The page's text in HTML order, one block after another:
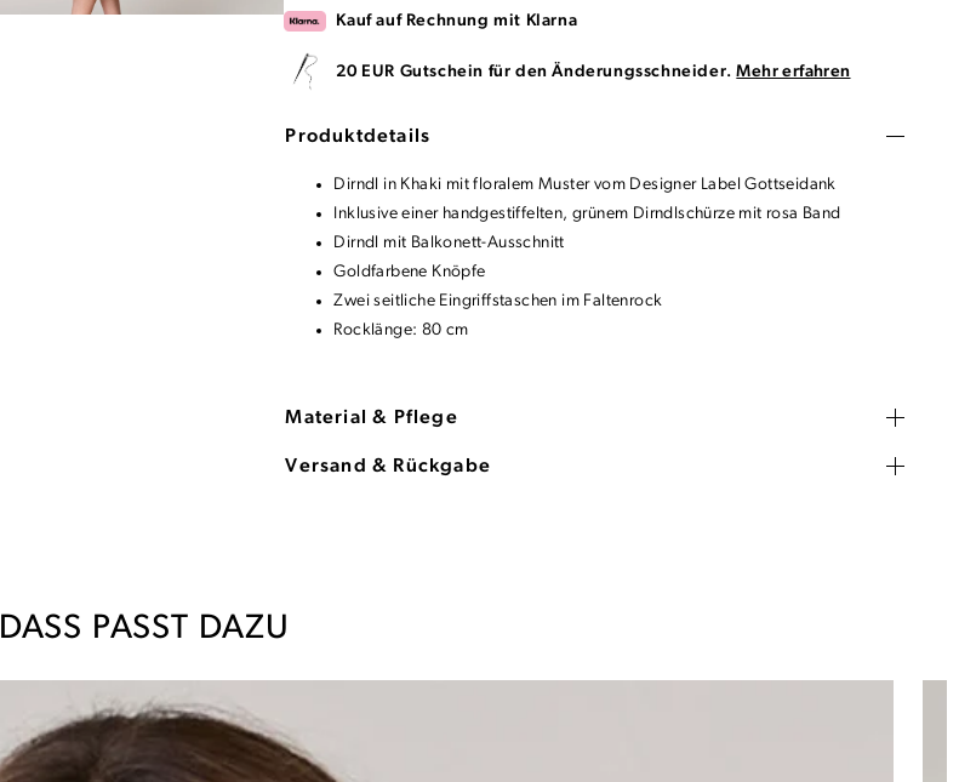
Kauf auf Rechnung mit Klarna
20 EUR Gutschein für den Änderungsschneider.Mehr erfahren
Produktdetails
Dirndl in Khaki mit floralem Muster vom Designer Label Gottseidank
Inklusive einer handgestiffelten, grünem Dirndlschürze mit rosa Band
Dirndl mit Balkonett-Ausschnitt
Goldfarbene Knöpfe
Zwei seitliche Eingriffstaschen im Faltenrock
Rocklänge: 80 cm
Material & Pflege
Versand & Rückgabe
DASS PASST DAZU